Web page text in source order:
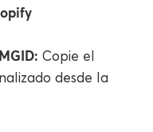
Copie el
desde la